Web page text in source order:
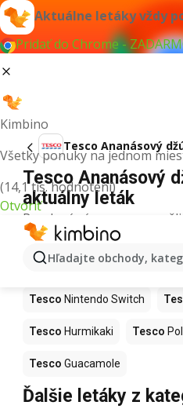
Aktuálne letáky vždy
Pridať do Chrome -
Kimbino
Všetky ponuky na jednom
(14,1 tis. hodnotení)
Otvoriť
Hľadajte obchody,
Tesco Ananásový
Tesco Ananásový
aktuálny leták
Pre daný výraz sme nenašli
Ďalšie produkty v
Tesco Kapor Tesco
Tesco Nintendo Switch
Tesco Hurmikaki Tesco
Tesco Guacamole
Ďalšie letáky z